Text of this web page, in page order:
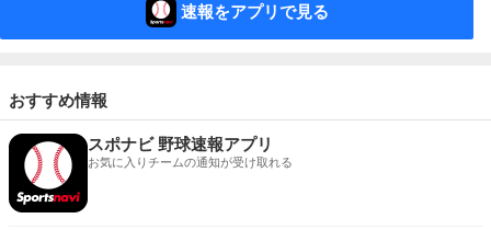
速報をアプリで見る
おすすめ情報
スポナビ 野球速報アプリ
お気に入りチームの通知が受け取れる